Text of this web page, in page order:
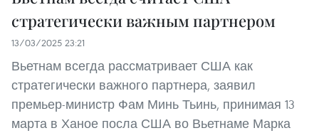
стратегически важным партнером
13/03/2025 23:21
Вьетнам всегда рассматривает США как
стратегически важного партнера, заявил
премьер-министр Фам Минь Тьинь, принимая 13
марта в Ханое посла США во Вьетнаме Марка